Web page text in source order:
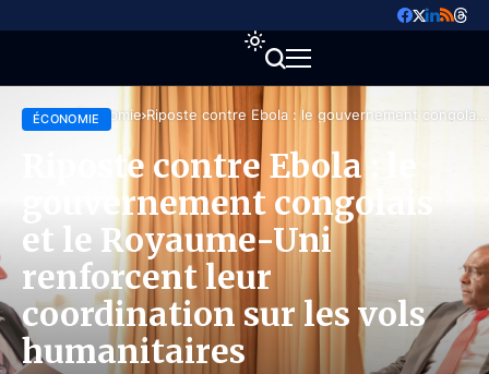
Accueil Économie Riposte contre Ebola : le gouvernement congolais
et le Royaume-Uni renforcent leur coordination
sur les vols humanitaires
ÉCONOMIE
Riposte contre Ebola : le
gouvernement congolais
et le Royaume-Uni
renforcent leur
coordination sur les vols
humanitaires